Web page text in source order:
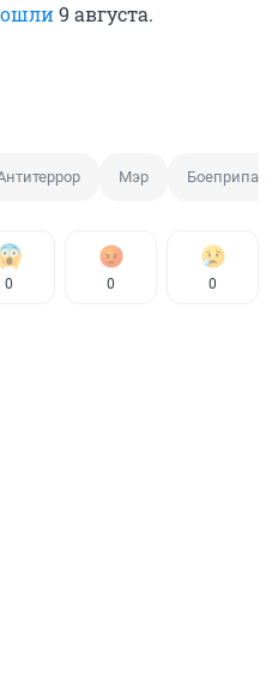
9 августа.
Мэр Боеприпас
0 0 0